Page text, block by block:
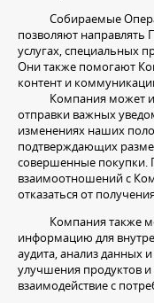
Собираемые
позволяют направлять
услугах, специальных
Они также помогают
контент и
Компания может
отправки важных
изменениях наших
подтверждающих
совершенные покупки.
взаимоотношений с
отказаться от
Компания также
информацию для
аудита, анализ данных
улучшения продуктов
взаимодействие с